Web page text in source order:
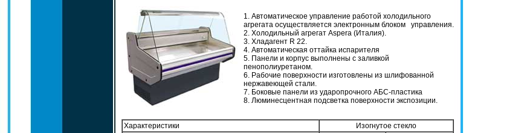
1. Автоматическое управление работой холодильного
агрегата осуществляется электронным блоком управления.
2. Холодильный агрегат Aspera (Италия).
3. Хладагент R 22.
4. Автоматическая оттайка испарителя
5. Панели и корпус выполнены с заливкой
пенополиуретаном.
6. Рабочие поверхности изготовлены из шлифованной
нержавеющей стали.
7. Боковые панели из ударопрочного АБС-пластика
8. Люминесцентная подсветка поверхности экспозиции.
Характеристики
Изогнутое стекло